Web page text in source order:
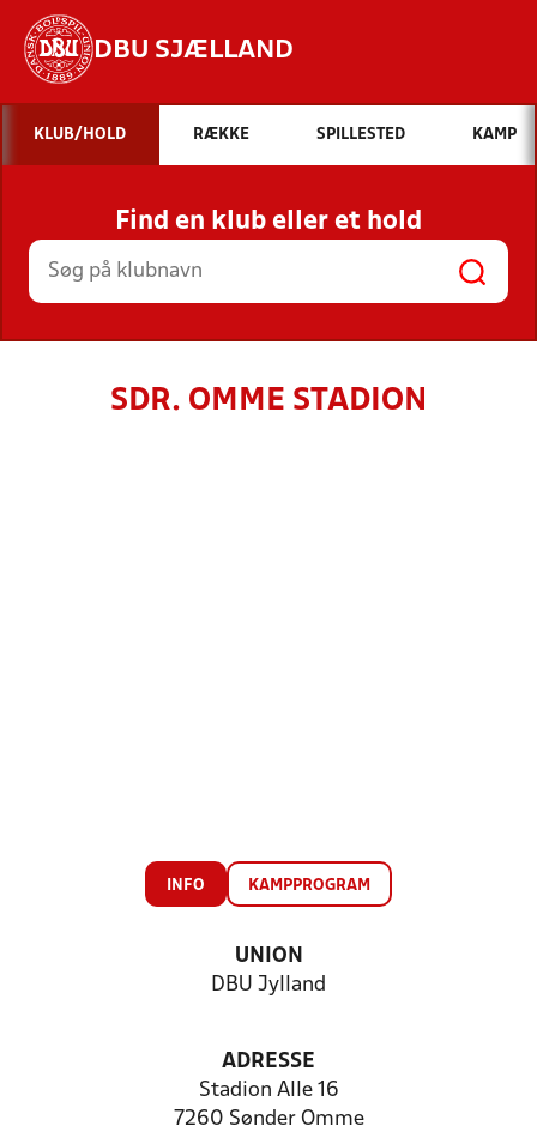
DBU SJÆLLAND
Hvad vil du søge efter?
INDHOLD OG NYHEDER
STILLINGER, RESULTATER, KLUBBER OG
HOLD
KLUB/HOLD RÆKKE SPILLESTED KAMP
Find en klub eller et hold
SDR. OMME STADION
INFO KAMPPROGRAM
UNION
DBU Jylland
ADRESSE
Stadion Alle 16
7260 Sønder Omme